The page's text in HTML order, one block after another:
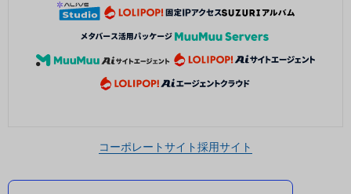
コーポレートサイト採用サイト